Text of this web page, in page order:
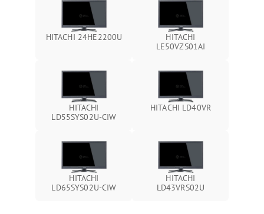
HITACHI 24HE2200U
HITACHI
LE50VZS01AI
HITACHI
LD55SYS02U-CIW
HITACHI LD40VR
HITACHI
LD65SYS02U-CIW
HITACHI
LD43VRS02U